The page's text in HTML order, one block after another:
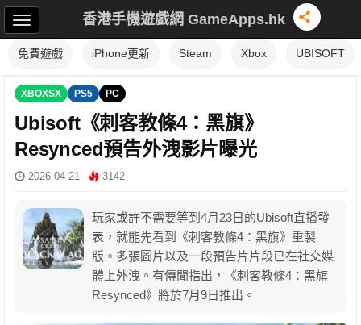
香港手機遊戲網 GameApps.hk
免費遊戲 iPhone更新 Steam Xbox UBISOFT
XBOXSX PS5 PC
Ubisoft《刺客教條4：黑旗》
Resynced預告外洩影片曝光
2026-04-21 3142
玩家或許不需要等到4月23日的Ubisoft直播發
表，就能先看到《刺客教條4：黑旗》重製
版。多張圖片以及一段預告片片段已在社交媒
體上外洩。有傳聞指出，《刺客教條4：黑旗
Resynced》將於7月9日推出。